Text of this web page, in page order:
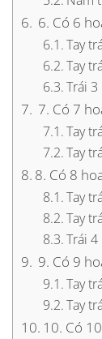
6. Có 6
Tay
Tay
Trái
7. Có 7
Tay
Tay
8. Có 8
Tay
Tay
Trái
9. Có 9
Tay
Tay
10. Có